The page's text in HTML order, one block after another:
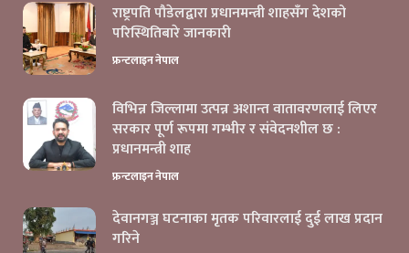
राष्ट्रपति पौडेलद्वारा प्रधानमन्त्री शाहसँग देशको
परिस्थितिबारे जानकारी
फ्रन्टलाइन नेपाल
विभिन्न जिल्लामा उत्पन्न अशान्त वातावरणलाई लिएर
सरकार पूर्ण रूपमा गम्भीर र संवेदनशील छ :
प्रधानमन्त्री शाह
फ्रन्टलाइन नेपाल
देवानगञ्ज घटनाका मृतक परिवारलाई दुई लाख प्रदान
गरिने